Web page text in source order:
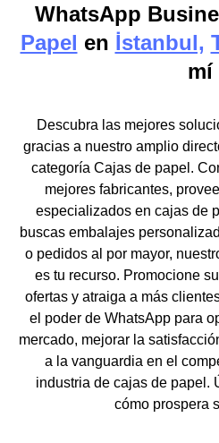
WhatsApp
Papel en İstanbul,
mí
Descubra las mejores
gracias a nuestro amplio
categoría Cajas de papel.
mejores fabricantes,
especializados en cajas de
buscas embalajes
o pedidos al por mayor,
es tu recurso. Promocione
ofertas y atraiga a más
el poder de WhatsApp para
mercado, mejorar la
a la vanguardia en el
industria de cajas de papel.
cómo prospera